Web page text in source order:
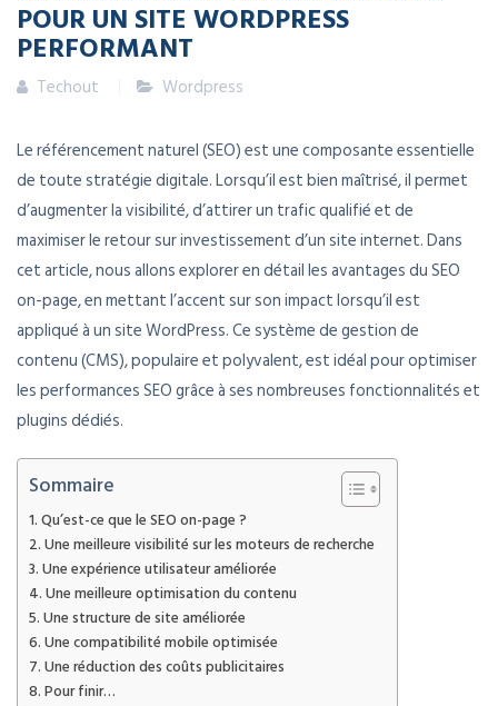
POUR UN SITE WORDPRESS
PERFORMANT
Techout Wordpress
Le référencement naturel (SEO) est une composante essentielle
de toute stratégie digitale. Lorsqu’il est bien maîtrisé, il permet
d’augmenter la visibilité, d’attirer un trafic qualifié et de
maximiser le retour sur investissement d’un site internet. Dans
cet article, nous allons explorer en détail les avantages du SEO
on-page, en mettant l’accent sur son impact lorsqu’il est
appliqué à un site WordPress. Ce système de gestion de
contenu (CMS), populaire et polyvalent, est idéal pour optimiser
les performances SEO grâce à ses nombreuses fonctionnalités et
plugins dédiés.
Sommaire
Qu’est-ce que le SEO on-page ?
Une meilleure visibilité sur les moteurs de recherche
Une expérience utilisateur améliorée
Une meilleure optimisation du contenu
Une structure de site améliorée
Une compatibilité mobile optimisée
Une réduction des coûts publicitaires
Pour finir…